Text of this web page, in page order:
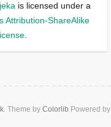
is licensed under a
Attribution-ShareAlike
.
. Theme by Colorlib Powered by